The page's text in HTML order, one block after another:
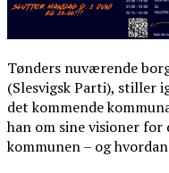
Tønders nuværende
(Slesvigsk Parti), stiller
det kommende
han om sine visioner
kommunen – og